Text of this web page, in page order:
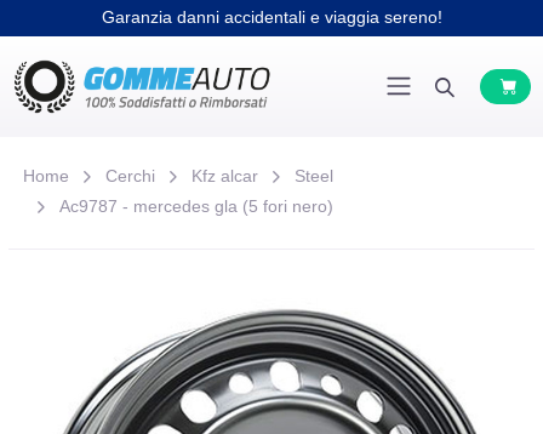
Garanzia danni accidentali e viaggia sereno!
Home Cerchi Kfz alcar
Steel
Ac9787 - mercedes gla (5 fori nero)